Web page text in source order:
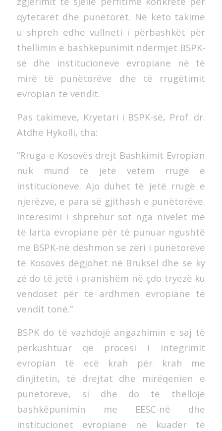
qytetarët dhe punëtorët. Në këto takime
u shpreh edhe vullneti i përbashkët për
thellimin e bashkëpunimit ndërmjet BSPK-
së dhe institucioneve evropiane në të
mirë të punëtorëve dhe të rrugëtimit
evropian të vendit.
Pas takimeve, Kryetari i BSPK-së, Prof. dr.
Atdhe Hykolli, tha:
“Rruga e Kosovës drejt Bashkimit Evropian
nuk mund të jetë vetëm rrugë e
institucioneve. Ajo duhet të jetë rrugë e
njerëzve, e para së gjithash e punëtorëve.
Interesimi i shprehur sot nga nivelet më
të larta evropiane për të punuar ngushtë
me BSPK-në dëshmon se zëri i punëtorëve
të Kosovës dëgjohet në Bruksel dhe se ky
zë do të jetë i pranishëm në çdo tryezë ku
vendoset për të ardhmen evropiane të
vendit tonë.”
BSPK do të vazhdojë angazhimin e saj të
përkushtuar që procesi i integrimit
evropian të ecë krah për krah me
dinjitetin, të drejtat dhe mirëqenien e
punëtorëve, si dhe do të thellojë
bashkëpunimin me EESC-në dhe
institucionet evropiane në kuadër të